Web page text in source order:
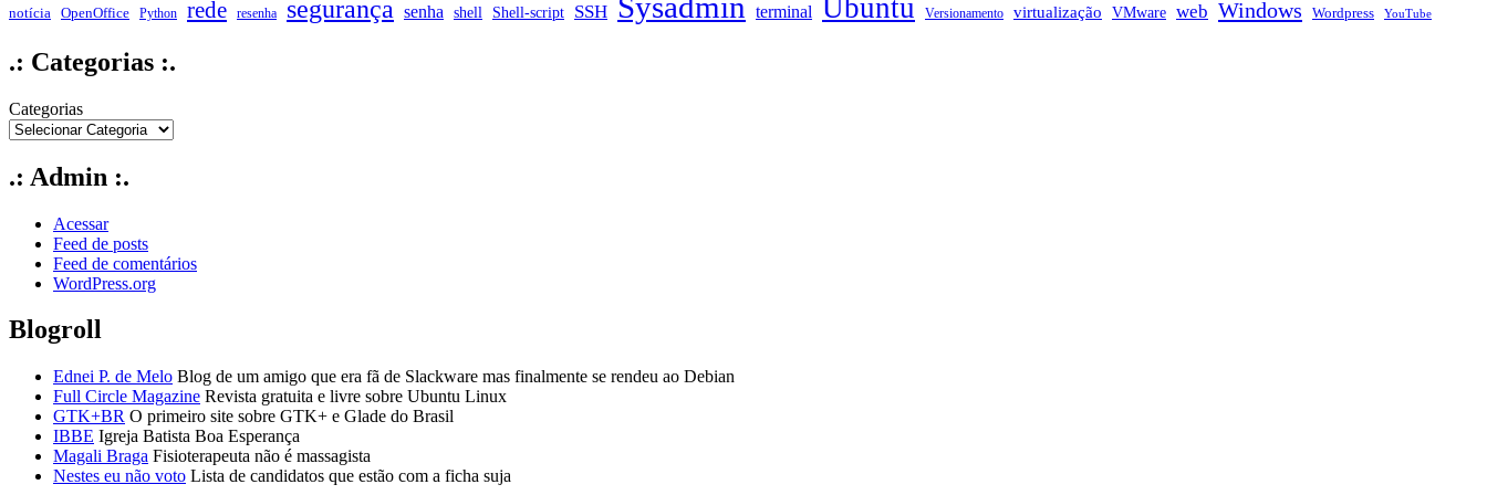
notícia OpenOffice Python rede resenha segurança senha shell Shell-script SSH Sysadmin terminal Ubuntu Versionamento virtualização VMware web Windows Wordpress YouTube
.: Categorias :.
Categorias
.: Admin :.
Acessar
Feed de posts
Feed de comentários
WordPress.org
Blogroll
Ednei P. de Melo Blog de um amigo que era fã de Slackware mas finalmente se rendeu ao Debian
Full Circle Magazine Revista gratuita e livre sobre Ubuntu Linux
GTK+BR O primeiro site sobre GTK+ e Glade do Brasil
IBBE Igreja Batista Boa Esperança
Magali Braga Fisioterapeuta não é massagista
Nestes eu não voto Lista de candidatos que estão com a ficha suja